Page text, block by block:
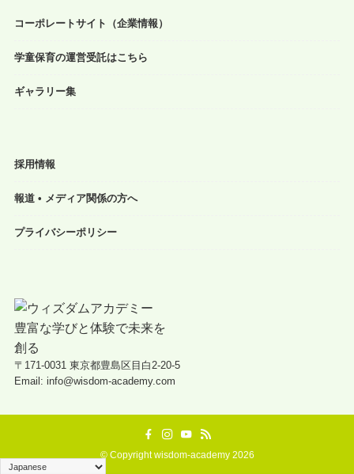
コーポレートサイト（企業情報）
学童保育の運営受託はこちら
ギャラリー集
採用情報
報道 • メディア関係の方へ
プライバシーポリシー
〒171-0031 東京都豊島区目白2-20-5
Email: info@wisdom-academy.com
©Copyright wisdom-academy 2026